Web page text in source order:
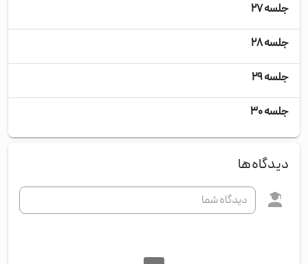
جلسه ۲۷
جلسه ۲۸
جلسه ۲۹
جلسه ۳۰
دیدگاه‌ها